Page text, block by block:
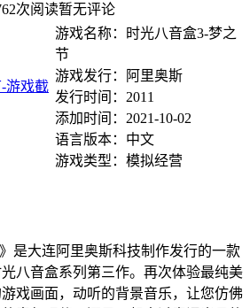
次阅读暂无评论
游戏名称：时光八音盒3-梦之
节
游戏发行：阿里奥斯
发行时间：2011
添加时间：2021-10-02
语言版本：中文
游戏类型：模拟经营
是大连阿里奥斯科技制作发行的一款
八音盒系列第三作。再次体验最纯美
戏画面，动听的背景音乐，让您仿佛